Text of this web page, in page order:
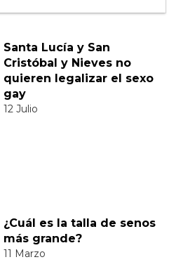
Santa Lucía y San
Cristóbal y Nieves no
quieren legalizar el sexo
gay
12 Julio
¿Cuál es la talla de senos
más grande?
11 Marzo